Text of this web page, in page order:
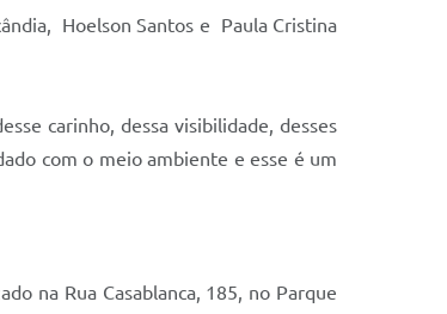
Hoelson Santos e Paula Cristina
carinho, dessa visibilidade, desses
com o meio ambiente e esse é um
na Rua Casablanca, 185, no Parque